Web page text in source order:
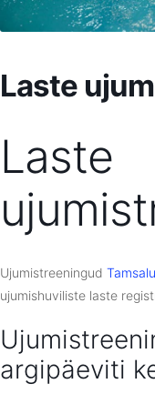
Laste
Laste
Ujumistreeningud
ujumishuviliste laste
argipäeviti